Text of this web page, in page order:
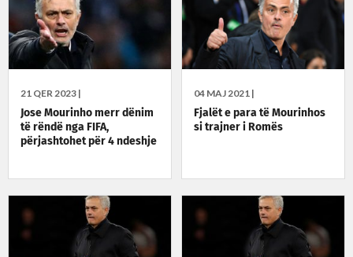
21 QER 2023 |
Jose Mourinho merr dënim
të rëndë nga FIFA,
përjashtohet për 4 ndeshje
04 MAJ 2021 |
Fjalët e para të Mourinhos
si trajner i Romës